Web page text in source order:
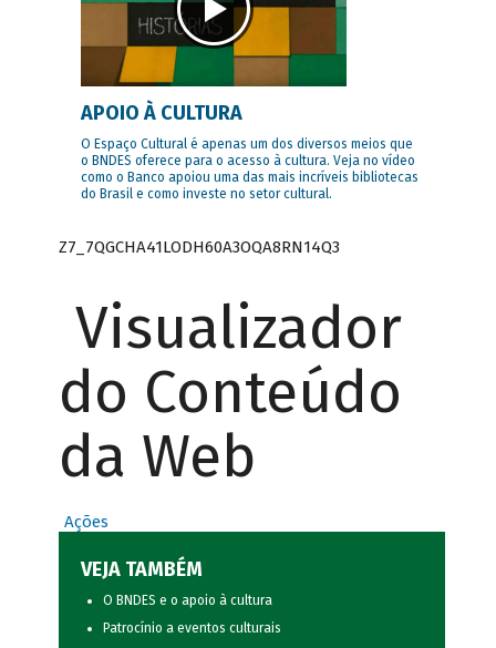
APOIO À CULTURA
O Espaço Cultural é apenas um dos diversos meios que
o BNDES oferece para o acesso à cultura. Veja no vídeo
como o Banco apoiou uma das mais incríveis bibliotecas
do Brasil e como investe no setor cultural.
Z7_7QGCHA41LODH60A3OQA8RN14Q3
Visualizador
do Conteúdo
da Web
Ações
VEJA TAMBÉM
O BNDES e o apoio à cultura
Patrocínio a eventos culturais